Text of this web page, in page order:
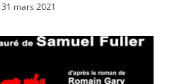
31 mars 2021